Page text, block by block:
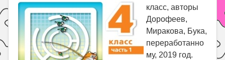
класс, авторы
Дорофеев,
Миракова, Бука,
переработанно
му, 2019 год.